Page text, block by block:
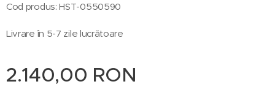
Cod produs: HST-0550590
Livrare în 5-7 zile lucrătoare
2.140,00 RON